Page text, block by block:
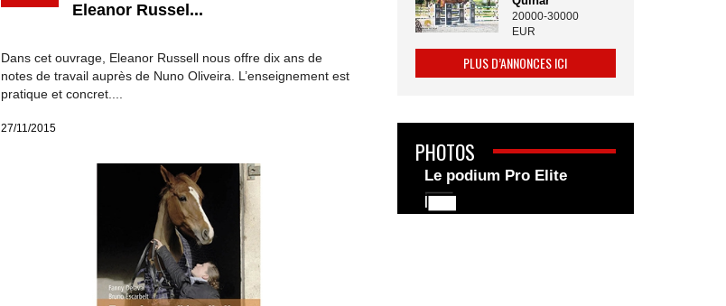
Eleanor Russel...
Dans cet ouvrage, Eleanor Russell nous offre dix ans de
notes de travail auprès de Nuno Oliveira. L’enseignement est
pratique et concret....
27/11/2015
20000-30000
EUR
PLUS D’ANNONCES ICI
PHOTOS
Le podium Pro Elite